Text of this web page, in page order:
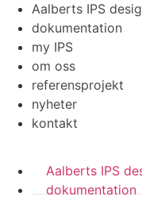
Aalberts IPS
dokumentation
my IPS
om oss
referensprojekt
nyheter
kontakt
Aalberts IPS
dokumentation